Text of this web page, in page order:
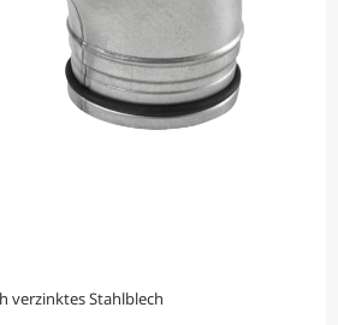
verzinktes Stahlblech